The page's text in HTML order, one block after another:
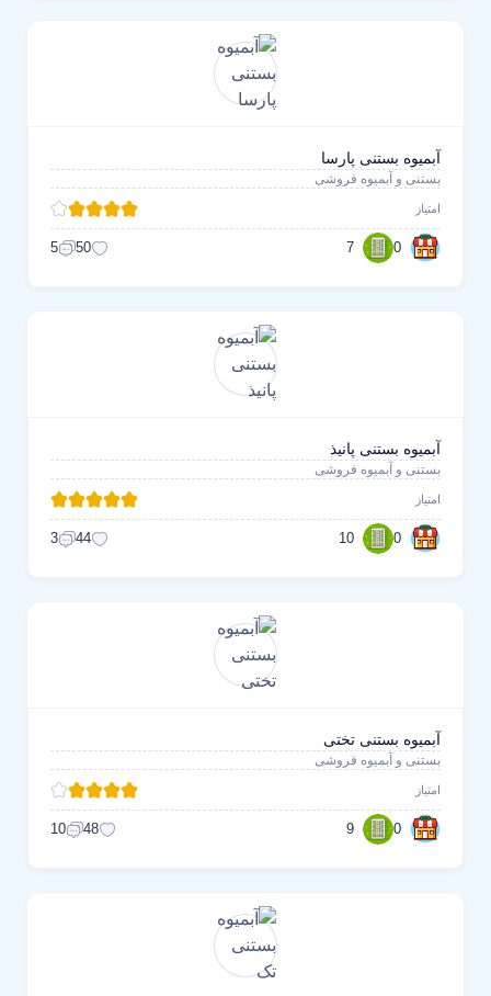
آبمیوه بستنی پارسا
بستنی و آبمیوه فروشی
امتیاز
0
7
50
5
آبمیوه بستنی پانیذ
بستنی و آبمیوه فروشی
امتیاز
0
10
44
3
آبمیوه بستنی تختی
بستنی و آبمیوه فروشی
امتیاز
0
9
48
10